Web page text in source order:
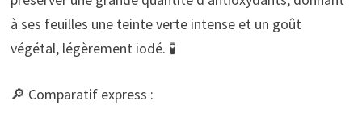
à ses feuilles une teinte verte intense et un goût
végétal, légèrement iodé. 🧪
🔎 Comparatif express :